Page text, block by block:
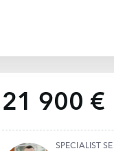
21 900 €
SPECIALIST